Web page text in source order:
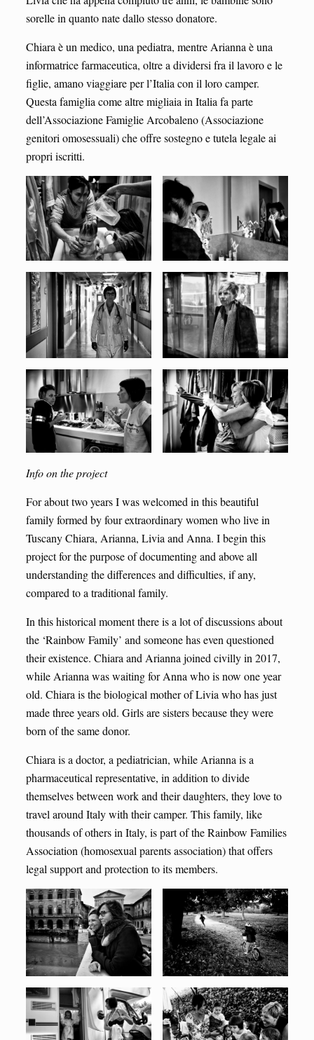
sorelle in quanto nate dallo stesso donatore.
Chiara è un medico, una pediatra, mentre Arianna è una
informatrice farmaceutica, oltre a dividersi fra il lavoro e le
figlie, amano viaggiare per l’Italia con il loro camper.
Questa famiglia come altre migliaia in Italia fa parte
dell’Associazione Famiglie Arcobaleno (Associazione
genitori omosessuali) che offre sostegno e tutela legale ai
propri iscritti.
Info on the project
For about two years I was welcomed in this beautiful
family formed by four extraordinary women who live in
Tuscany Chiara, Arianna, Livia and Anna. I begin this
project for the purpose of documenting and above all
understanding the differences and difficulties, if any,
compared to a traditional family.
In this historical moment there is a lot of discussions about
the ‘Rainbow Family’ and someone has even questioned
their existence. Chiara and Arianna joined civilly in 2017,
while Arianna was waiting for Anna who is now one year
old. Chiara is the biological mother of Livia who has just
made three years old. Girls are sisters because they were
born of the same donor.
Chiara is a doctor, a pediatrician, while Arianna is a
pharmaceutical representative, in addition to divide
themselves between work and their daughters, they love to
travel around Italy with their camper. This family, like
thousands of others in Italy, is part of the Rainbow Families
Association (homosexual parents association) that offers
legal support and protection to its members.